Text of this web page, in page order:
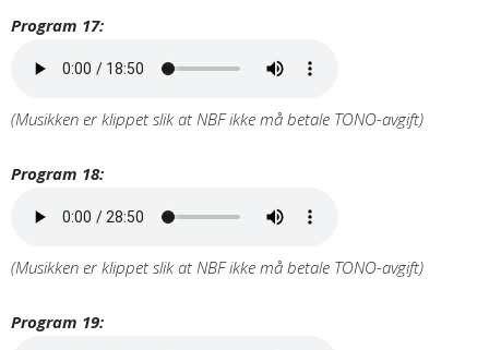
Program 17:
(Musikken er klippet slik at NBF ikke må betale TONO-avgift)
Program 18:
(Musikken er klippet slik at NBF ikke må betale TONO-avgift)
Program 19: